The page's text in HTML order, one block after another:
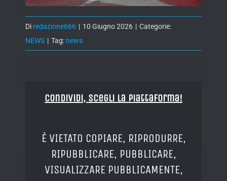
Di redazione666 | 10 Giugno 2026 | Categorie:
NEWS | Tag: news
Condividi, Scegli la piattaforma!
È VIETATO COPIARE, RIPRODURRE,
RIPUBBLICARE, PUBBLICARE,
VISUALIZZARE PUBBLICAMENTE,